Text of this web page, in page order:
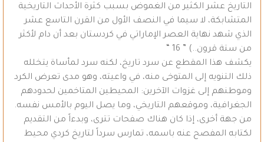
التاريخ عشر الكثير من الغموض بسبب كثرة الأحداث التاريخية
المتشابكة، لا سيما في النصف الأول من القرن التاسع عشر
الذي شهد نهاية العصر الإماراتي في كردستان بعد أن دام لأكثر
من ستة قرون..) ” 16 “
يكشف هذا المقطع عن سرد تاريخ، لكنه سرد لمأساة يتخلله
ذلك التنويه إلى المتوخى منه، في واعيته، وهو مدى تعرض الكرد
وموطنهم إلى غزوات الآخرين: المحيطين المتاخمين لحدودهم
الجغرافية، وموقعهم التاريخي، وما يصل اليوم بالأمس نفسه.
من جهة أخرى، إذا كان هناك صفحات تترى، وبدءاً من التقديم
لكتابه المفصح عنه باسمه، تمارس سرداً لتاريخ كردي محيط